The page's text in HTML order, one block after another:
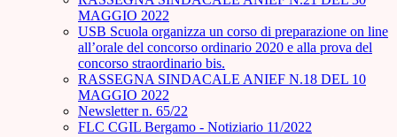
MAGGIO 2022
USB Scuola organizza un corso di preparazione on line
all’orale del concorso ordinario 2020 e alla prova del
concorso straordinario bis.
RASSEGNA SINDACALE ANIEF N.18 DEL 10
MAGGIO 2022
Newsletter n. 65/22
FLC CGIL Bergamo - Notiziario 11/2022